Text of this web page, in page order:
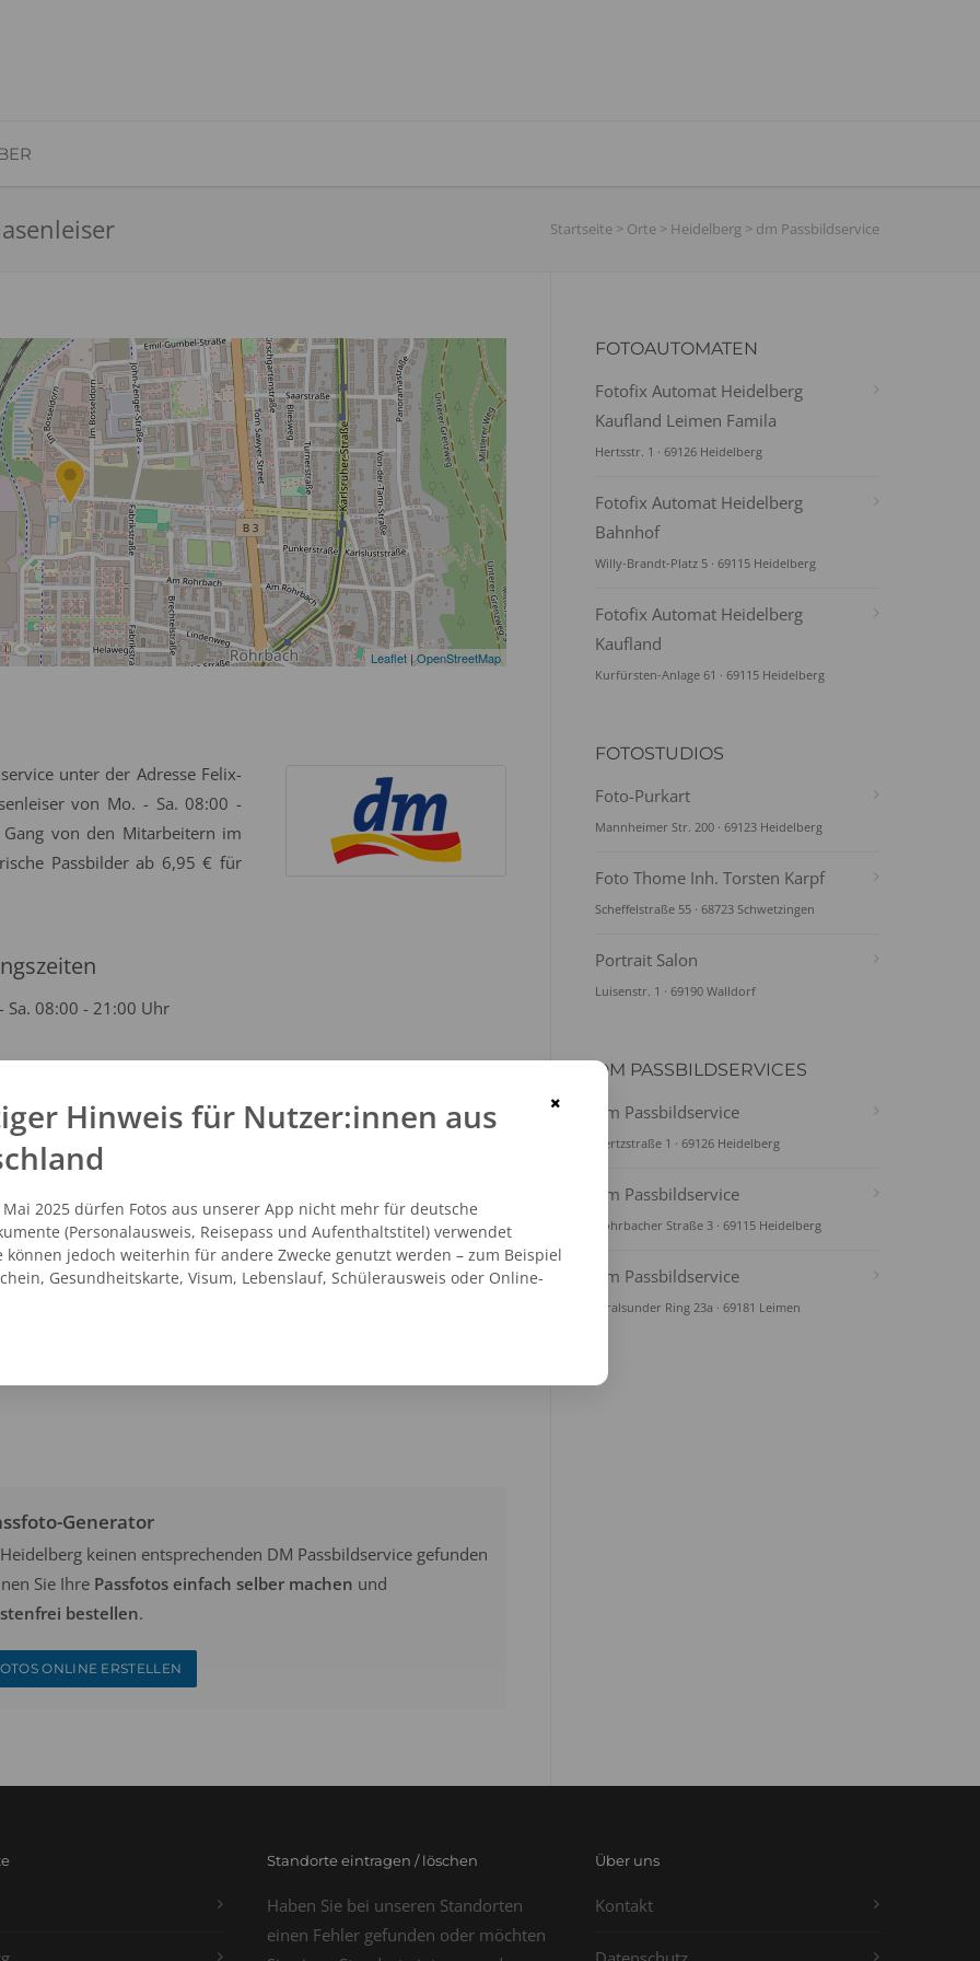
Startseite > Orte > Heidelberg > dm Passbildservice
Leaflet|OpenStreetMap
unter der Adresse Felix-
von Mo. - Sa. 08:00 -
von den Mitarbeitern im
Passbilder ab 6,95 € für
Sa. 08:00 - 21:00 Uhr
- 3344106
Generator
keinen entsprechenden DM Passbildservice gefunden
Sie Ihre Passfotos einfach selber machen und
bestellen.
ONLINE ERSTELLEN
FOTOAUTOMATEN
Fotofix Automat Heidelberg
Kaufland Leimen Famila
Hertsstr. 1 · 69126 Heidelberg
Fotofix Automat Heidelberg
Bahnhof
Willy-Brandt-Platz 5 · 69115 Heidelberg
Fotofix Automat Heidelberg
Kaufland
Kurfürsten-Anlage 61 · 69115 Heidelberg
FOTOSTUDIOS
Foto-Purkart
Mannheimer Str. 200 · 69123 Heidelberg
Foto Thome Inh. Torsten Karpf
Scheffelstraße 55 · 68723 Schwetzingen
Portrait Salon
Luisenstr. 1 · 69190 Walldorf
DM PASSBILDSERVICES
dm Passbildservice
Hertzstraße 1 · 69126 Heidelberg
dm Passbildservice
Rohrbacher Straße 3 · 69115 Heidelberg
dm Passbildservice
Stralsunder Ring 23a · 69181 Leimen
Standorte eintragen / löschen
Haben Sie bei unseren Standorten
einen Fehler gefunden oder möchten
Über uns
Kontakt
×
Hinweis für Nutzer:innen aus
Mai 2025 dürfen Fotos aus unserer App nicht mehr für deutsche
(Personalausweis, Reisepass und Aufenthaltstitel) verwendet
können jedoch weiterhin für andere Zwecke genutzt werden – zum Beispiel
Gesundheitskarte, Visum, Lebenslauf, Schülerausweis oder Online-